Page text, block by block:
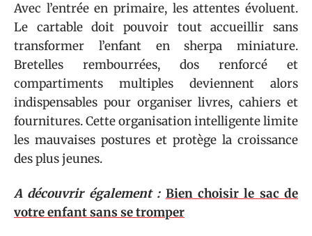
Avec l’entrée en primaire, les attentes évoluent.
Le cartable doit pouvoir tout accueillir sans
transformer l’enfant en sherpa miniature.
Bretelles rembourrées, dos renforcé et
compartiments multiples deviennent alors
indispensables pour organiser livres, cahiers et
fournitures. Cette organisation intelligente limite
les mauvaises postures et protège la croissance
des plus jeunes.
A découvrir également : Bien choisir le sac de
votre enfant sans se tromper